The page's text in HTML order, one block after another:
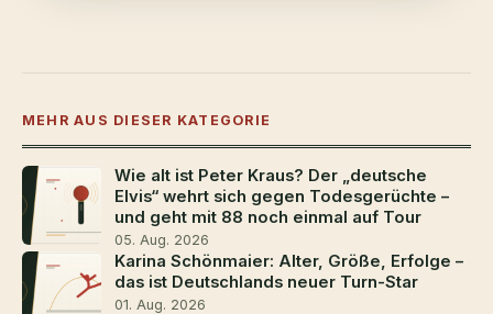
MEHR AUS DIESER KATEGORIE
Wie alt ist Peter Kraus? Der „deutsche
Elvis“ wehrt sich gegen Todesgerüchte –
und geht mit 88 noch einmal auf Tour
05. Aug. 2026
Karina Schönmaier: Alter, Größe, Erfolge –
das ist Deutschlands neuer Turn-Star
01. Aug. 2026